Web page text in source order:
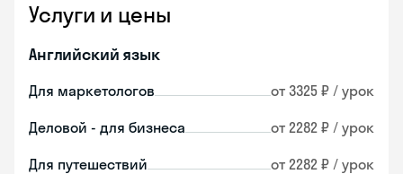
Услуги и цены
Английский язык
Для маркетологов от 3325 ₽ / урок
Деловой - для бизнеса от 2282 ₽ / урок
Для путешествий от 2282 ₽ / урок